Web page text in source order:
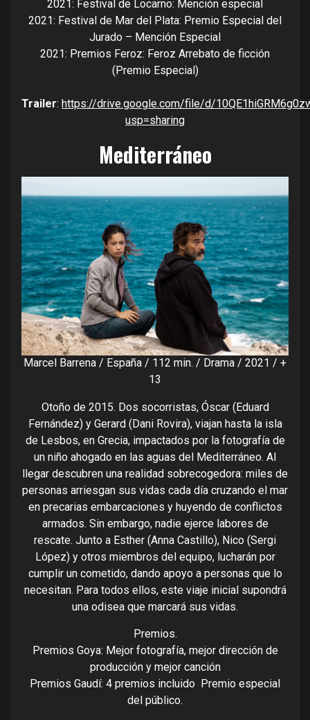
2021: Festival de Locarno: Mención especial
2021: Festival de Mar del Plata: Premio Especial del
Jurado – Mención Especial
2021: Premios Feroz: Feroz Arrebato de ficción
(Premio Especial)
Trailer: https://drive.google.com/file/d/
usp=sharing
Mediterráneo
Marcel Barrena / España / 112 min. / Drama / 2021 / +
13
Otoño de 2015. Dos socorristas, Óscar (Eduard
Fernández) y Gerard (Dani Rovira), viajan hasta la isla
de Lesbos, en Grecia, impactados por la fotografía de
un niño ahogado en las aguas del Mediterráneo. Al
llegar descubren una realidad sobrecogedora: miles de
personas arriesgan sus vidas cada día cruzando el mar
en precarias embarcaciones y huyendo de conflictos
armados. Sin embargo, nadie ejerce labores de
rescate. Junto a Esther (Anna Castillo), Nico (Sergi
López) y otros miembros del equipo, lucharán por
cumplir un cometido, dando apoyo a personas que lo
necesitan. Para todos ellos, este viaje inicial supondrá
una odisea que marcará sus vidas.
Premios.
Premios Goya: Mejor fotografía, mejor dirección de
producción y mejor canción
Premios Gaudí: 4 premios incluido Premio especial
del público.